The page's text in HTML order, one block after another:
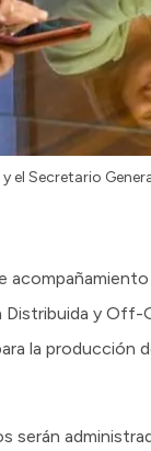
el Secretario
Distribuida y
la producción
serán